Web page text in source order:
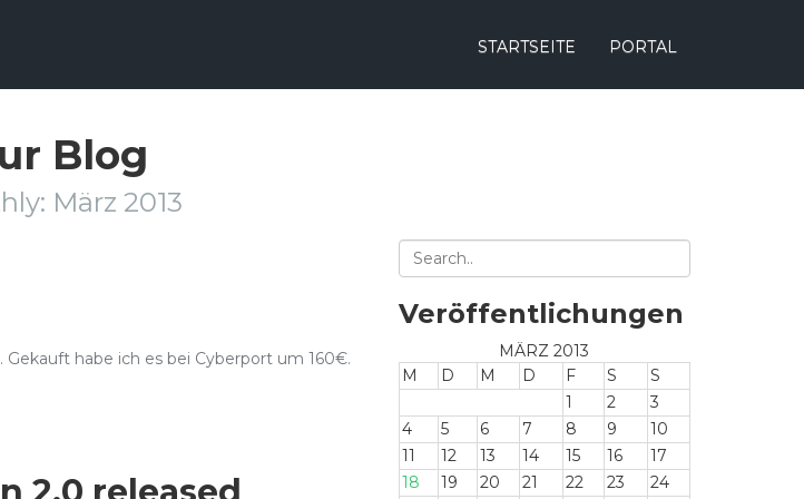
STARTSEITE PORTAL
Blog
März 2013
habe ich es bei Cyberport um 160€.
Veröffentlichungen
MÄRZ 2013
M
D M D F S
S
1
2
3
4
5 6 7 8 9
10
11
12 13 14 15 16
17
18
19 20 21 22 23
24